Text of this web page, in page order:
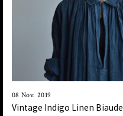
08 Nov. 2019
Vintage Indigo Linen Biaude